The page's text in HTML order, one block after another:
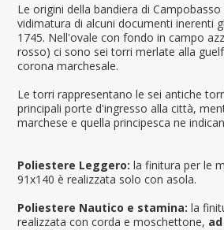
Le origini della bandiera di
vidimatura di alcuni documenti inerenti
1745. Nell'ovale con fondo in campo
rosso) ci sono sei torri merlate alla
corona marchesale.
Le torri rappresentano le sei antiche
principali porte d'ingresso alla città,
marchese e quella principesca ne
Poliestere Leggero: la finitura per le
91x140 è realizzata solo con asola.
Poliestere Nautico e stamina: la
realizzata con corda e moschettone,